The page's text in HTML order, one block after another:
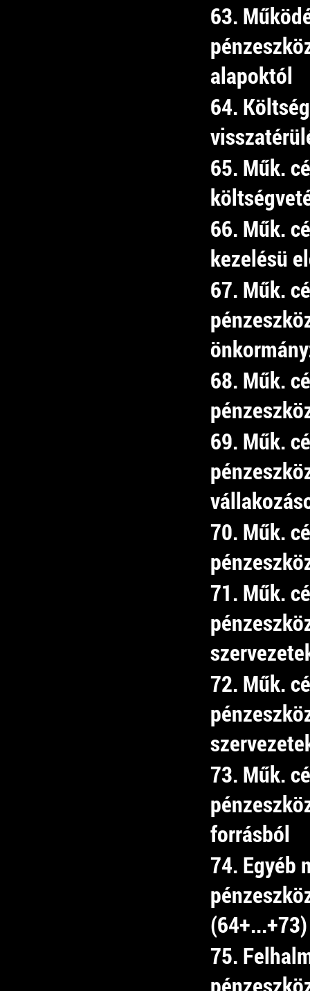
63.
alapoktól
64.
65. Műk.
66. Műk.
kezelésü
67. Műk.
68. Műk.
69. Műk.
70. Műk.
71. Műk.
72. Műk.
73. Műk.
forrásból
74. Egyéb
(64+...+73)
75.